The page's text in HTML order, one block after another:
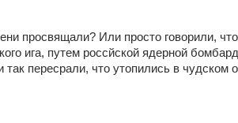
просвящали? Или просто говорили,
ига, путем россйской ядерной
пересрали, что утопились в чудском